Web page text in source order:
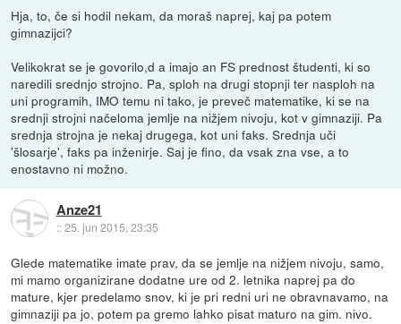
Hja, to, če si hodil nekam, da moraš naprej, kaj pa potem
gimnazijci?
Velikokrat se je govorilo,d a imajo an FS prednost študenti, ki so
naredili srednjo strojno. Pa, sploh na drugi stopnji ter nasploh na
uni programih, IMO temu ni tako, je preveč matematike, ki se na
srednji strojni načeloma jemlje na nižjem nivoju, kot v gimnaziji. Pa
srednja strojna je nekaj drugega, kot uni faks. Srednja uči
'šlosarje', faks pa inženirje. Saj je fino, da vsak zna vse, a to
enostavno ni možno.
Anze21
::25. jun 2015, 23:35
Glede matematike imate prav, da se jemlje na nižjem nivoju, samo,
mi mamo organizirane dodatne ure od 2. letnika naprej pa do
mature, kjer predelamo snov, ki je pri redni uri ne obravnavamo, na
gimnaziji pa jo, potem pa gremo lahko pisat maturo na gim. nivo.